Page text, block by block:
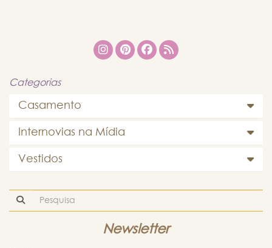
Categorias
Casamento
Internovias na Mídia
Vestidos
Newsletter